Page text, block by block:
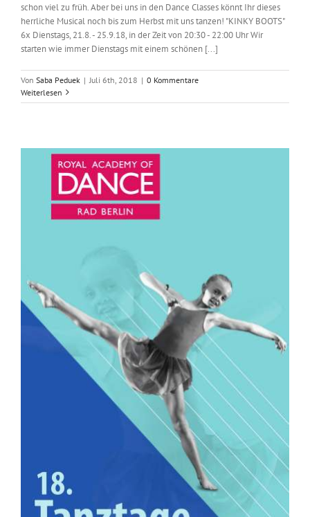
schon viel zu früh. Aber bei uns in den Dance Classes könnt Ihr dieses
herrliche Musical noch bis zum Herbst mit uns tanzen! "KINKY BOOTS"
6x Dienstags, 21.8. - 25.9.18, in der Zeit von 20:30 - 22:00 Uhr Wir
starten wie immer Dienstags mit einem schönen [...]
Von Saba Peduek | Juli 6th, 2018 | 0 Kommentare
Weiterlesen